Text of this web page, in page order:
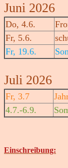
Juni 2026
Do, 4.6.
Fr, 5.6.
Fr, 19.6.
Juli 2026
Fr, 3.7
4.7.-6.9.
Einschreibung: